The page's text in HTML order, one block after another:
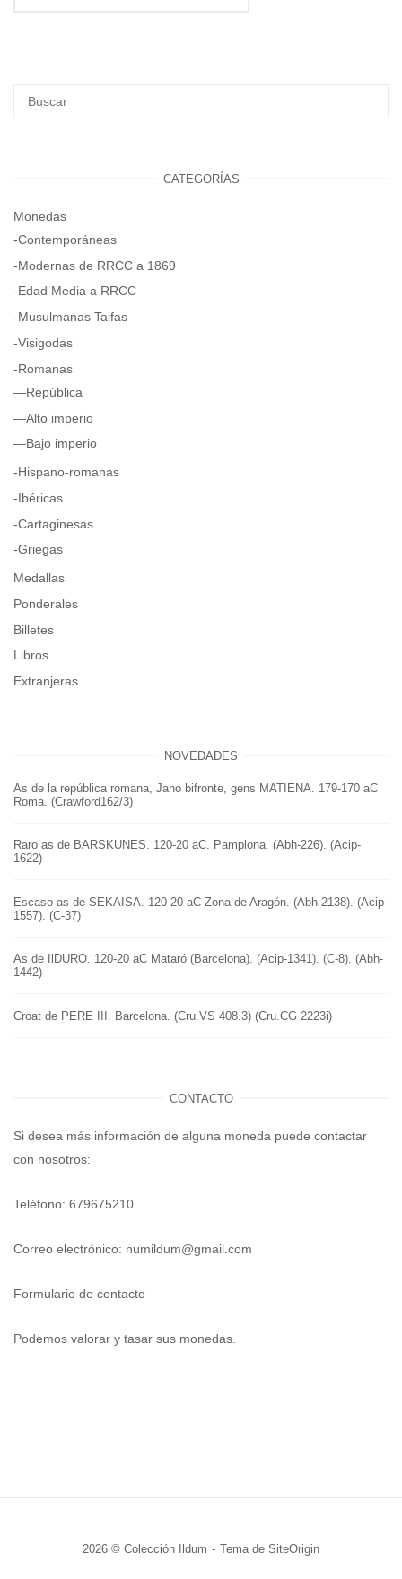
CATEGORÍAS
Monedas
-Contemporáneas
-Modernas de RRCC a 1869
-Edad Media a RRCC
-Musulmanas Taifas
-Visigodas
-Romanas
—República
—Alto imperio
—Bajo imperio
-Hispano-romanas
-Ibéricas
-Cartaginesas
-Griegas
Medallas
Ponderales
Billetes
Libros
Extranjeras
NOVEDADES
As de la república romana, Jano bifronte, gens MATIENA. 179-170 aC
Roma. (Crawford162/3)
Raro as de BARSKUNES. 120-20 aC. Pamplona. (Abh-226). (Acip-
1622)
Escaso as de SEKAISA. 120-20 aC Zona de Aragón. (Abh-2138). (Acip-
1557). (C-37)
As de IlDURO. 120-20 aC Mataró (Barcelona). (Acip-1341). (C-8). (Abh-
1442)
Croat de PERE III. Barcelona. (Cru.VS 408.3) (Cru.CG 2223i)
CONTACTO
Si desea más información de alguna moneda puede contactar
con nosotros:
Teléfono: 679675210
Correo electrónico: numildum@gmail.com
Formulario de contacto
Podemos valorar y tasar sus monedas.
2026 © Colección Ildum Tema de SiteOrigin